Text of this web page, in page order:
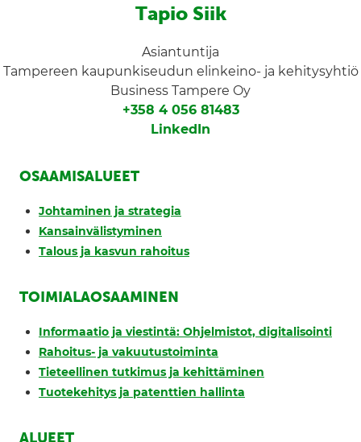
Tapio Siik
Asiantuntija
Tampereen kaupunkiseudun elinkeino- ja kehitysyhtiö
Business Tampere Oy
+358 4 056 81483
LinkedIn
OSAAMISALUEET
Johtaminen ja strategia
Kansainvälistyminen
Talous ja kasvun rahoitus
TOIMIALAOSAAMINEN
Informaatio ja viestintä: Ohjelmistot, digitalisointi
Rahoitus- ja vakuutustoiminta
Tieteellinen tutkimus ja kehittäminen
Tuotekehitys ja patenttien hallinta
ALUEET